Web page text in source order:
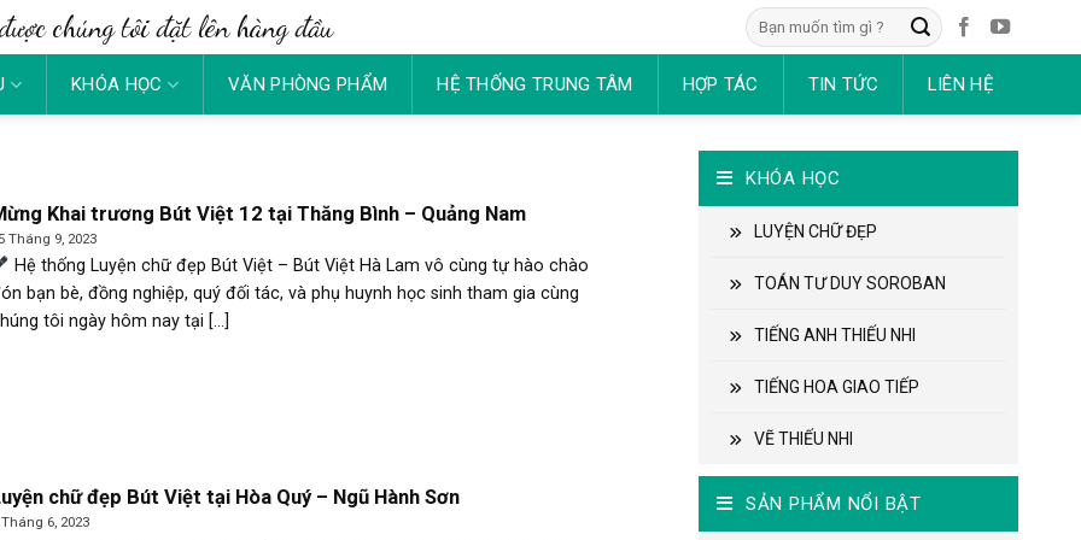
chúng tôi đặt lên hàng đầu
Tìm
kiếm:
KHÓA HỌC VĂN PHÒNG PHẨM HỆ THỐNG TRUNG TÂM HỢP TÁC TIN TỨC LIÊN HỆ
Khai trương Bút Việt 12 tại Thăng Bình – Quảng Nam
Tháng 9, 2023
Hệ thống Luyện chữ đẹp Bút Việt – Bút Việt Hà Lam vô cùng tự hào chào
bạn bè, đồng nghiệp, quý đối tác, và phụ huynh học sinh tham gia cùng
tôi ngày hôm nay tại [...]
chữ đẹp Bút Việt tại Hòa Quý – Ngũ Hành Sơn
Tháng 6, 2023
KHÓA HỌC
LUYỆN CHỮ ĐẸP
TOÁN TƯ DUY SOROBAN
TIẾNG ANH THIẾU NHI
TIẾNG HOA GIAO TIẾP
VẼ THIẾU NHI
SẢN PHẨM NỔI BẬT